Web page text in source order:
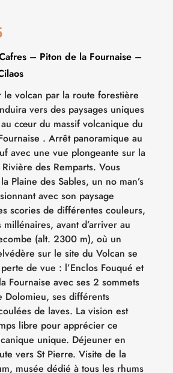
– Piton de la Fournaise –
le volcan par la route forestière
vers des paysages uniques
cœur du massif volcanique du
. Arrêt panoramique au
avec une vue plongeante sur la
des Remparts. Vous
Plaine des Sables, un no man’s
avec son paysage
scories de différentes couleurs,
millénaires, avant d’arriver au
(alt. 2300 m), où un
sur le site du Volcan se
de vue : l’Enclos Fouqué et
Fournaise avec ses 2 sommets
Dolomieu, ses différents
de laves. La vision est
libre pour apprécier ce
unique. Déjeuner en
vers St Pierre. Visite de la
musée dédié à tous les rhums